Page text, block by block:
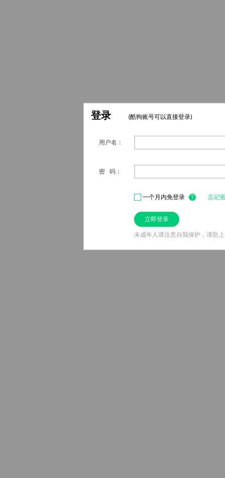
登录 (酷狗账号可以直接登录)
用户名：
密 码：
一个月内免登录 忘记
立即登录
未成年人请注意自我保护，谨防
扫码登录 (免输入-更快-更安全)
未成年人请注意自我保护，谨防